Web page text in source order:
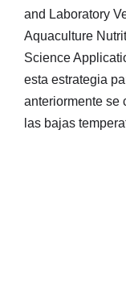
and Laboratory
Aquaculture
Science
esta estrategia
anteriormente se
las bajas